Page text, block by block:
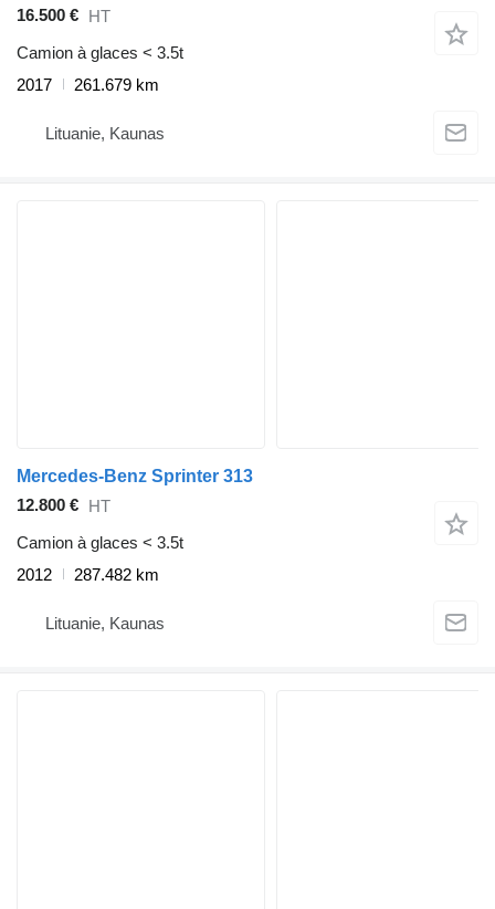
16.500 € HT
Camion à glaces < 3.5t
2017
261.679 km
Lituanie, Kaunas
Mercedes-Benz Sprinter 313
12.800 € HT
Camion à glaces < 3.5t
2012
287.482 km
Lituanie, Kaunas